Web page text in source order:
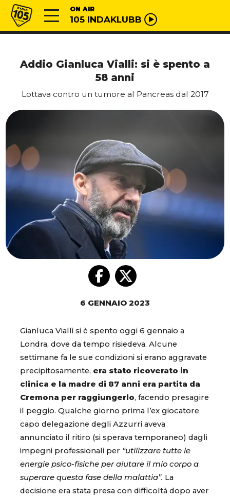
Vai al contenuto
Radio 105 ON AIR
105 INDAKLUBB
Addio Gianluca Vialli: si è spento a
58 anni
Lottava contro un tumore al Pancreas dal 2017
6 GENNAIO 2023
Gianluca Vialli si è spento oggi 6 gennaio a
Londra, dove da tempo risiedeva. Alcune
settimane fa le sue condizioni si erano aggravate
precipitosamente, era stato ricoverato in
clinica e la madre di 87 anni era partita da
Cremona per raggiungerlo, facendo presagire
il peggio. Qualche giorno prima l’ex giocatore
capo delegazione degli Azzurri aveva
annunciato il ritiro (si sperava temporaneo) dagli
impegni professionali per “utilizzare tutte le
energie psico-fisiche per aiutare il mio corpo a
superare questa fase della malattia”. La
decisione era stata presa con difficoltà dopo aver